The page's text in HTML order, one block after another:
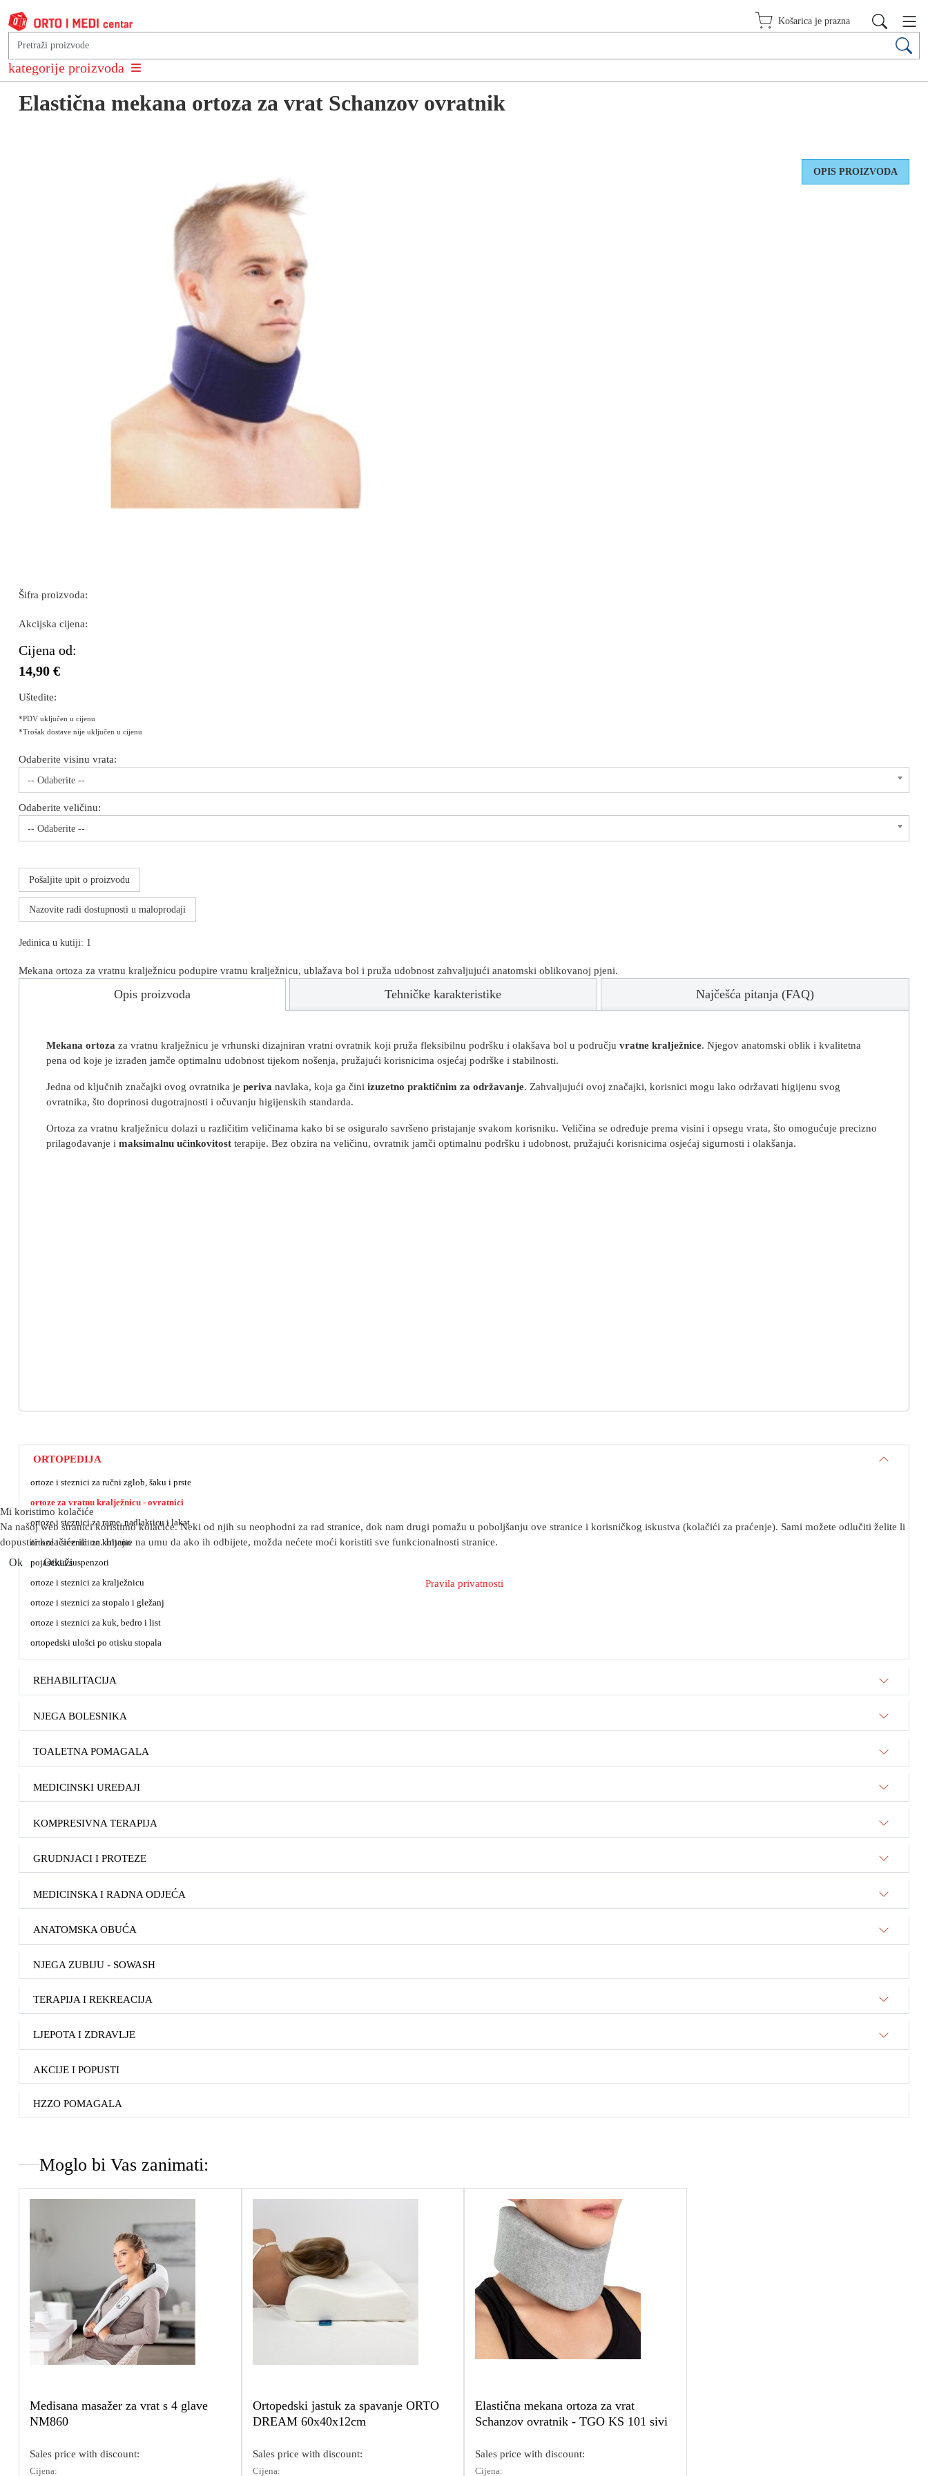
kategorije proizvoda
Košarica je prazna
ORTOPEDIJA
ortoze i steznici za ručni zglob, šaku i prste
ortoze za vratnu kralježnicu - ovratnici
ortoze i steznici za rame, nadlakticu i lakat
ortoze i steznici za koljeno
pojasevi i suspenzori
ortoze i steznici za kralježnicu
ortoze i steznici za stopalo i gležanj
ortoze i steznici za kuk, bedro i list
ortopedski ulošci po otisku stopala
REHABILITACIJA
NJEGA BOLESNIKA
TOALETNA POMAGALA
MEDICINSKI UREĐAJI
KOMPRESIVNA TERAPIJA
GRUDNJACI I PROTEZE
MEDICINSKA I RADNA ODJEĆA
ANATOMSKA OBUĆA
NJEGA ZUBIJU - SOWASH
TERAPIJA I REKREACIJA
LJEPOTA I ZDRAVLJE
AKCIJE I POPUSTI
HZZO POMAGALA
Natrag na: Ortoze za vratnu kralježnicu - ovratnici
Elastična mekana ortoza za vrat Schanzov ovratnik
OPIS PROIZVODA
Šifra proizvoda:
Akcijska cijena:
Cijena od:
14,90 €
Uštedite:
*PDV uključen u cijenu
*Trošak dostave nije uključen u cijenu
Odaberite visinu vrata:
-- Odaberite --
Odaberite veličinu:
-- Odaberite --
Pošaljite upit o proizvodu
Nazovite radi dostupnosti u maloprodaji
Jedinica u kutiji: 1
Mekana ortoza za vratnu kralježnicu podupire vratnu kralježnicu, ublažava bol i pruža udobnost zahvaljujući anatomski oblikovanoj pjeni.
Opis proizvoda Tehničke karakteristike Najčešća pitanja (FAQ)
Mekana ortoza za vratnu kralježnicu je vrhunski dizajniran vratni ovratnik koji pruža fleksibilnu podršku i olakšava bol u području vratne kralježnice. Njegov anatomski oblik i kvalitetna
pena od koje je izrađen jamče optimalnu udobnost tijekom nošenja, pružajući korisnicima osjećaj podrške i stabilnosti.
Jedna od ključnih značajki ovog ovratnika je periva navlaka, koja ga čini izuzetno praktičnim za održavanje. Zahvaljujući ovoj značajki, korisnici mogu lako održavati higijenu svog
ovratnika, što doprinosi dugotrajnosti i očuvanju higijenskih standarda.
Ortoza za vratnu kralježnicu dolazi u različitim veličinama kako bi se osiguralo savršeno pristajanje svakom korisniku. Veličina se određuje prema visini i opsegu vrata, što omogućuje precizno
prilagođavanje i maksimalnu učinkovitostterapije. Bez obzira na veličinu, ovratnik jamči optimalnu podršku i udobnost, pružajući korisnicima osjećaj sigurnosti i olakšanja.
Moglo bi Vas zanimati:
Medisana masažer za vrat s 4 glave
NM860
Sales price with discount:
Cijena:
Ortopedski jastuk za spavanje ORTO
DREAM 60x40x12cm
Sales price with discount:
Cijena:
Elastična mekana ortoza za vrat
Schanzov ovratnik - TGO KS 101 sivi
Sales price with discount:
Cijena:
Mi koristimo kolačiće
Na našoj web stranici koristimo kolačiće. Neki od njih su neophodni za rad stranice, dok nam drugi pomažu u poboljšanju ove stranice i korisničkog iskustva (kolačići za praćenje). Sami možete odlučiti želite li
dopustiti kolačiće ili ne. Imajte na umu da ako ih odbijete, možda nećete moći koristiti sve funkcionalnosti stranice.
Ok Otkaži
Pravila privatnosti